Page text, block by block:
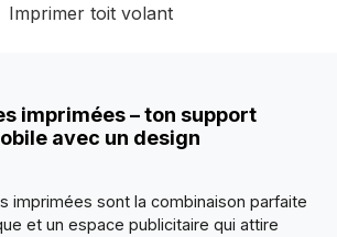
Imprimer toit volant
imprimées – ton support
avec un design
imprimées sont la combinaison parfaite
et un espace publicitaire qui attire